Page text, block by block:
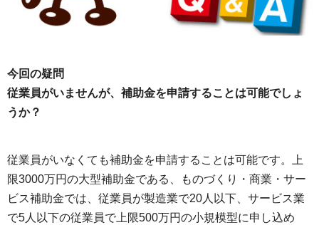
今回の疑問
従業員がいませんが、補助金を申請することは可能でしょ
うか？
従業員がいなくても補助金を申請することは可能です。上
限3000万円の大型補助金である、ものづくり・商業・サー
ビス補助金では、従業員が製造業で20人以下、サービス業
で5人以下の従業員で上限500万円の小規模型に申し込め